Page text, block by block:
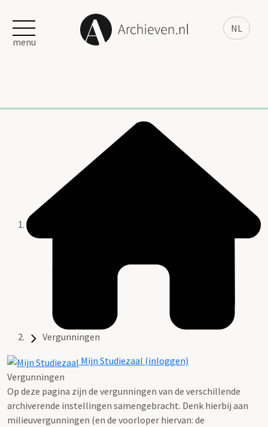
NL
menu
Vergunningen
Mijn Studiezaal (inloggen)
Vergunningen
Op deze pagina zijn de vergunningen van de verschillende
archiverende instellingen samengebracht. Denk hierbij aan
milieuvergunningen (en de voorloper hiervan: de